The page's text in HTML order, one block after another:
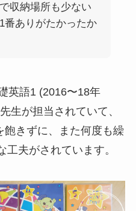
収納場所も少ない
番ありがたかったか
英語1 (2016〜18年
生が担当されていて、
きずに、また何度も繰
工夫がされています。